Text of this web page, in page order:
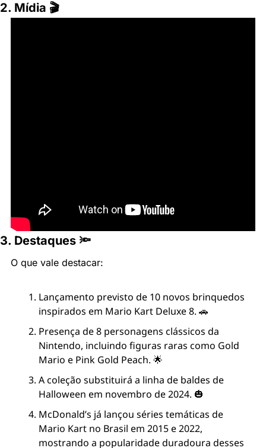
2. Mídia 🎬
3. Destaques 🔦
O que vale destacar:
Lançamento previsto de 10 novos brinquedos
inspirados em Mario Kart Deluxe 8. 🚗
Presença de 8 personagens clássicos da
Nintendo, incluindo figuras raras como Gold
Mario e Pink Gold Peach. 🌟
A coleção substituirá a linha de baldes de
Halloween em novembro de 2024. 🎃
McDonald’s já lançou séries temáticas de
Mario Kart no Brasil em 2015 e 2022,
mostrando a popularidade duradoura desses